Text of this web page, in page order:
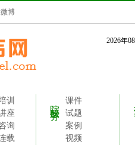
博
2026年
训
座
询
载
课件
试题
案例
视频